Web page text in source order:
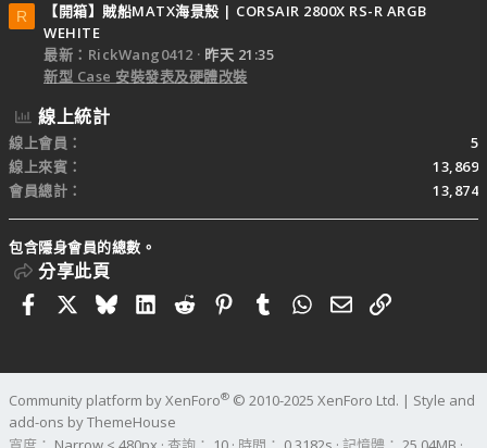
R
【開箱】賊船MATX海景殼 | CORSAIR 2800X RS-R ARGB
WEHITE
最新：RickWang0412
昨天 21:35
新型 Case 安裝發表及硬體改裝
線上統計
線上會員
5
線上來賓
13,869
會員總計
13,874
包含隱身會員的總數。
分享此頁
FacebookBlueskyLinkedIn
RedditPinterestTumblrWhatsApp
電子郵件
連結
Community platform by XenForo® © 2010-2025 XenForo Ltd. | Style and
add-ons by ThemeHouse